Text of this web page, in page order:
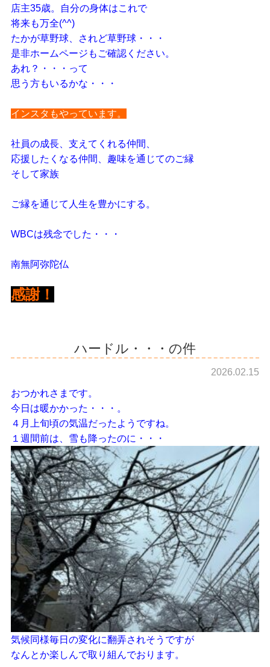
店主35歳。自分の身体はこれで
将来も万全(^^)
たかが草野球、されど草野球・・・
是非ホームページもご確認ください。
あれ？・・・って
思う方もいるかな・・・
インスタもやっています。
社員の成長、支えてくれる仲間、
応援したくなる仲間、趣味を通じてのご縁
そして家族
ご縁を通じて人生を豊かにする。
WBCは残念でした・・・
南無阿弥陀仏
感謝！
ハードル・・・の件
2026.02.15
おつかれさまです。
今日は暖かかった・・・。
４月上旬頃の気温だったようですね。
１週間前は、雪も降ったのに・・・
気候同様毎日の変化に翻弄されそうですが
なんとか楽しんで取り組んでおります。